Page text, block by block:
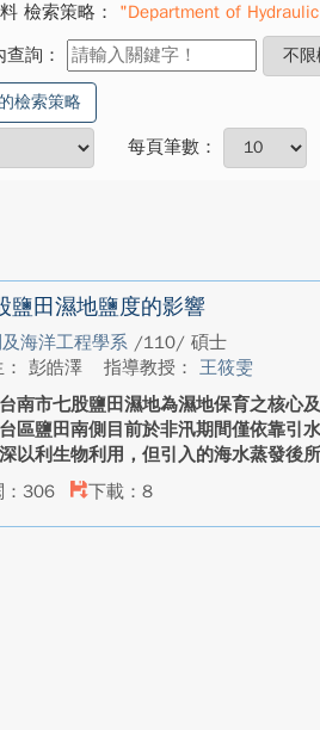
檢索策略：
"Department of
詢：
檢索策略
每頁筆數：
鹽田濕地鹽度的影響
海洋工程學系 /110/ 碩士
： 彭皓澤
指導教授： 王筱雯
台南市七股鹽田濕地為濕地保育之核心
區鹽田南側目前於非汛期間僅依靠引
以利生物利用，但引入的海水蒸發後
：306
下載：8